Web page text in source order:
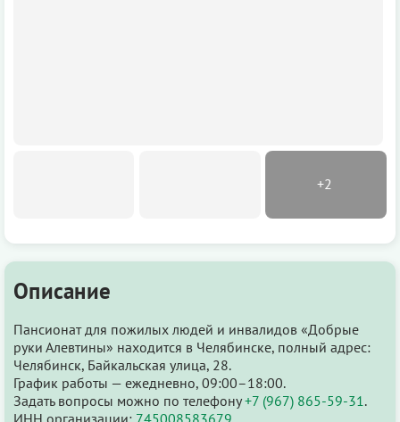
Описание
Пансионат для пожилых людей и инвалидов «Добрые
руки Алевтины» находится в Челябинске, полный адрес:
Челябинск, Байкальская улица, 28.
График работы — ежедневно, 09:00–18:00.
Задать вопросы можно по телефону+7 (967) 865-59-31 .
ИНН организации: 745008583679.